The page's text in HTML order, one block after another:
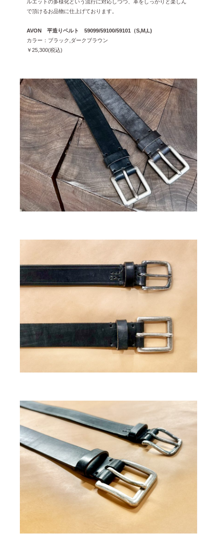
ルエットの多様化という流行に対応しつつ、革をしっかりと楽しん
で頂けるお品物に仕上げております。
AVON 平造りベルト 59099/59100/59101（S,M,L)
カラー：ブラック,ダークブラウン
￥25,300(税込)